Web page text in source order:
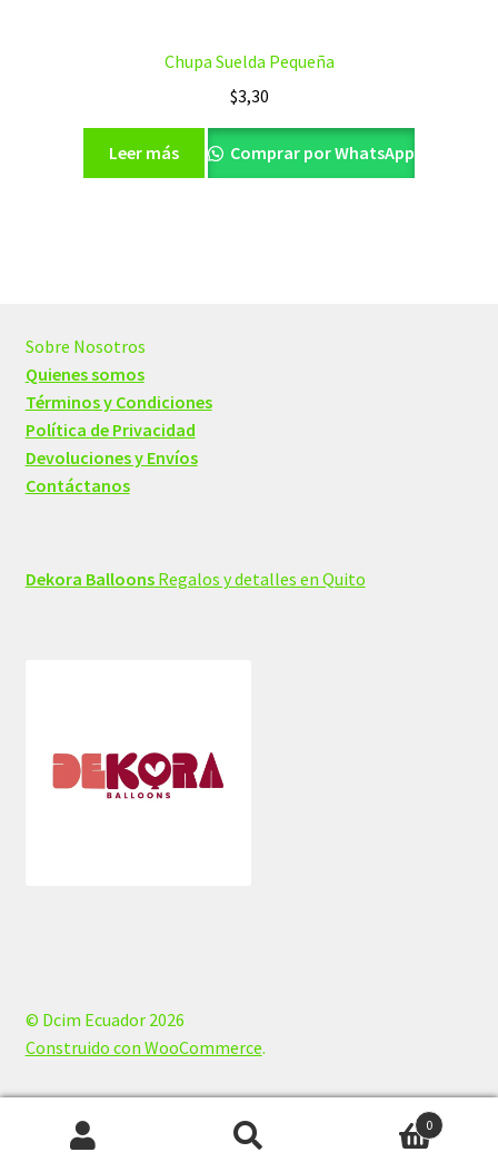
Chupa Suelda Pequeña
$3,30
Leer más Comprar por WhatsApp
Sobre Nosotros
Quienes somos
Términos y Condiciones
Política de Privacidad
Devoluciones y Envíos
Contáctanos
Dekora BalloonsRegalos y detalles en Quito
© Dcim Ecuador 2026
Construido con WooCommerce.
0